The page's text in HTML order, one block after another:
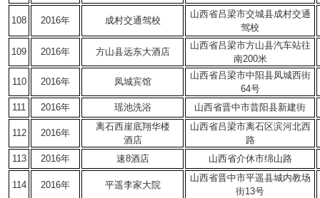
108 2016年 成村交通驾校
山西省吕梁市交城县成村交通
驾校
109 2016年 方山县远东大酒店
山西省吕梁市方山县汽车站往
南200米
110 2016年 凤城宾馆
山西省吕梁市中阳县凤城西街
64号
111
2016年 瑶池洗浴 山西省晋中市昔阳县新建街
112 2016年
离石西崖底翔华楼
酒店
山西省吕梁市离石区滨河北西
路
113
2016年 速8酒店 山西省介休市绵山路
114 2016年 平遥李家大院
山西省晋中市平遥县城内教场
街13号